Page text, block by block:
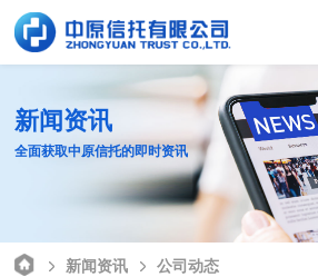
新闻资讯
全面获取中原信托的即时资讯
新闻资讯
公司动态